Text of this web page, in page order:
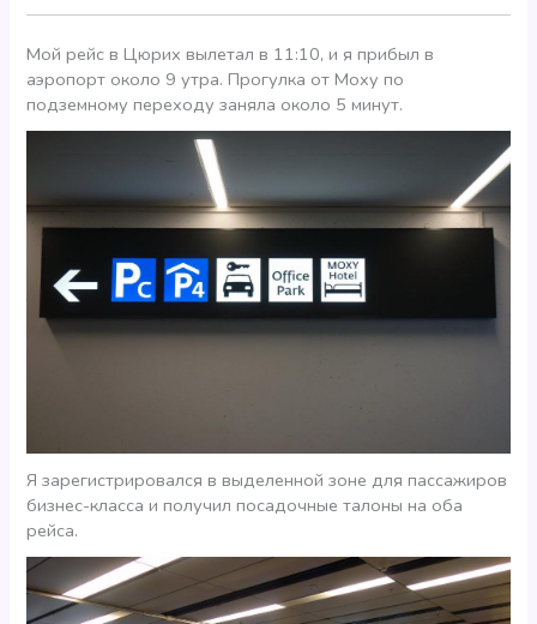
Мой рейс в Цюрих вылетал в 11:10, и я прибыл в
аэропорт около 9 утра. Прогулка от Moxy по
подземному переходу заняла около 5 минут.
Я зарегистрировался в выделенной зоне для пассажиров
бизнес-класса и получил посадочные талоны на оба
рейса.